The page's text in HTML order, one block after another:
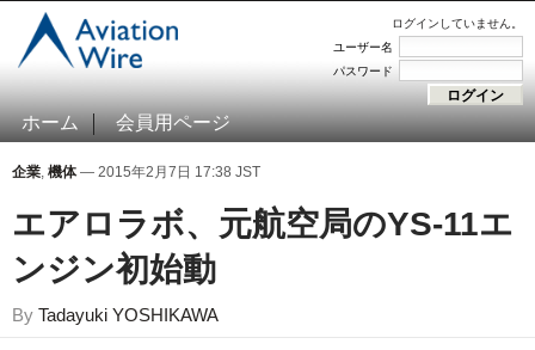
ログインしていません。
ユーザー名
パスワード
ホーム 会員用ページ
企業, 機体— 2015年2月7日 17:38 JST
エアロラボ、元航空局のYS-11エ
ンジン初始動
By Tadayuki YOSHIKAWA